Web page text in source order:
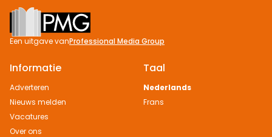
Footer
Een uitgave vanProfessional Media Group
Informatie
Adverteren
Nieuws melden
Vacatures
Over ons
Taal
Nederlands
Frans